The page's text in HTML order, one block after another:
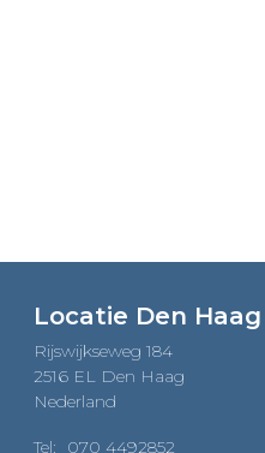
Locatie Den Haag
Rijswijkseweg 184
2516 EL Den Haag
Nederland
Tel: 070 4492852